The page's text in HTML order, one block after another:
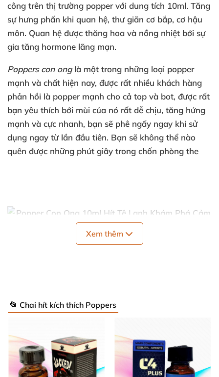
công trên thị trường poppervới dung tích 10ml. Tăng
sự hưng phấn khi quan hệ, thư giãn cơ bắp, cơ hậu
môn. Quan hệ được thăng hoa và nồng nhiệt bởi sự
gia tăng hormone lãng mạn.
Poppers con onglà một trong những loại popper
mạnh và chất hiện nay, được rất nhiều khách hàng
phản hồi là popper mạnh cho cả top và bot, được rất
bạn yêu thích bởi mùi của nó rất dễ chịu, tăng hứng
mạnh và cực nhanh, bạn sẽ phê ngấy ngay khi sử
dụng ngay từ lần đầu tiên. Bạn sẽ không thể nào
quên được những phút giây trong chốn phòng the
đau khi quan hệ, giúp cuộc vuicủa bạn thăng hoa
đỉnh điểm, hơn nữapopper con ong 10mlnày
sẽ làm
cho cơ bắpđược thư giãn một cách tối đavà gỉam
Xem thêm
📂 Chai hít kích thích Poppers